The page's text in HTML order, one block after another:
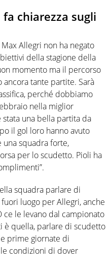
chiarezza sugli
Allegri non ha negato
della stagione della
momento ma il percorso
ancora tante partite. Sarà
perché dobbiamo
nella miglior
stata una bella partita da
il gol loro hanno avuto
una squadra forte,
per lo scudetto. Pioli ha
squadra parlare di
luogo per Allegri, anche
ce le levano dal campionato
quella, parlare di scudetto
prime giornate di
condizioni di dover